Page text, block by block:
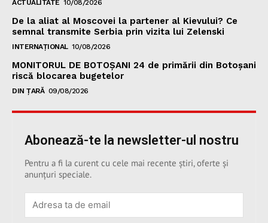
ACTUALITATE 10/08/2026
De la aliat al Moscovei la partener al Kievului? Ce
semnal transmite Serbia prin vizita lui Zelenski
INTERNAȚIONAL 10/08/2026
MONITORUL DE BOTOȘANI 24 de primării din Botoșani
riscă blocarea bugetelor
DIN ȚARĂ 09/08/2026
Abonează-te la newsletter-ul nostru
Pentru a fi la curent cu cele mai recente știri, oferte și
anunțuri speciale.